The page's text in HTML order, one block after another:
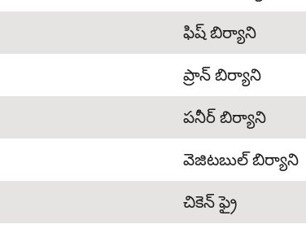
ఫిష్ బిర్యాని
ప్రాన్ బిర్యాని
పనీర్ బిర్యాని
వెజిటబుల్ బిర్యాని
చికెన్ ఫ్రై